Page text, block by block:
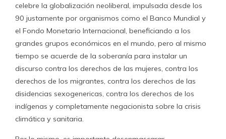
celebre la globalización neoliberal, impulsada desde los
90 justamente por organismos como el Banco Mundial y
el Fondo Monetario Internacional, beneficiando a los
grandes grupos económicos en el mundo, pero al mismo
tiempo se acuerde de la soberanía para instalar un
discurso contra los derechos de las mujeres, contra los
derechos de los migrantes, contra los derechos de las
disidencias sexogenericas, contra los derechos de los
indígenas y completamente negacionista sobre la crisis
climática y sanitaria.